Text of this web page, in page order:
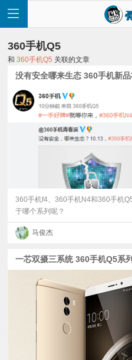
首
讯
评
360手机Q5
和360手机Q5 关联的文章
没有安全哪来生态 360手机新
360手机f4、360手机N4和360手机
于哪个系列呢？
马俊杰
一芯双摄三系统 360手机Q5系